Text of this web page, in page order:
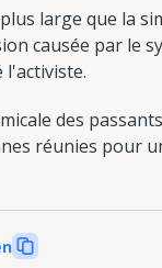
large que la
causée par le
l'activiste.
des
réunies pour